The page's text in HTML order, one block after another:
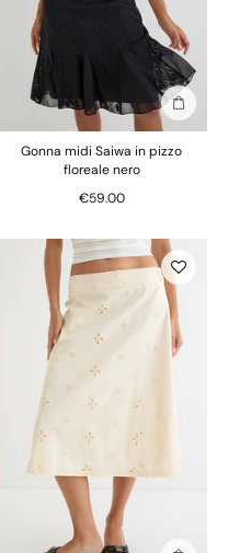
alla borsa Aggiungi
Gonna midi Saiwa in pizzo
floreale nero
€59.00